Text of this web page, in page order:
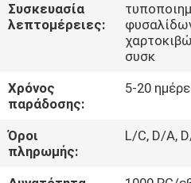
ΕΠΙΚΟΙΝΩΝΉΣΤΕ
ΜΑΖΊ
ΜΑΣ
Συσκευασία
λεπτομέρειες:
συσκ
Χρόνος
παράδοσης:
5-20
Όροι
πληρωμής:
L/C, D/A,